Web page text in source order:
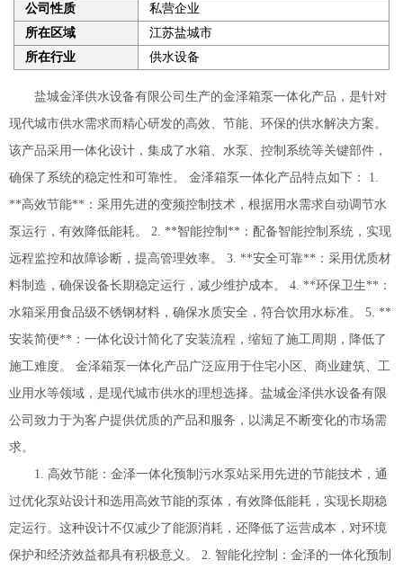
公司性质
私营企业
所在区域
江苏盐城市
所在行业
供水设备
盐城金泽供水设备有限公司生产的金泽箱泵一体化产品，是针对
现代城市供水需求而精心研发的高效、节能、环保的供水解决方案。
该产品采用一体化设计，集成了水箱、水泵、控制系统等关键部件，
确保了系统的稳定性和可靠性。 金泽箱泵一体化产品特点如下： 1.
**高效节能**：采用先进的变频控制技术，根据用水需求自动调节水
泵运行，有效降低能耗。 2. **智能控制**：配备智能控制系统，实现
远程监控和故障诊断，提高管理效率。 3. **安全可靠**：采用优质材
料制造，确保设备长期稳定运行，减少维护成本。 4. **环保卫生**：
水箱采用食品级不锈钢材料，确保水质安全，符合饮用水标准。 5. **
安装简便**：一体化设计简化了安装流程，缩短了施工周期，降低了
施工难度。 金泽箱泵一体化产品广泛应用于住宅小区、商业建筑、工
业用水等领域，是现代城市供水的理想选择。盐城金泽供水设备有限
公司致力于为客户提供优质的产品和服务，以满足不断变化的市场需
求。
1. 高效节能：金泽一体化预制污水泵站采用先进的节能技术，通
过优化泵站设计和选用高效节能的泵体，有效降低能耗，实现长期稳
定运行。这种设计不仅减少了能源消耗，还降低了运营成本，对环境
保护和经济效益都具有积极意义。 2. 智能化控制：金泽的一体化预制